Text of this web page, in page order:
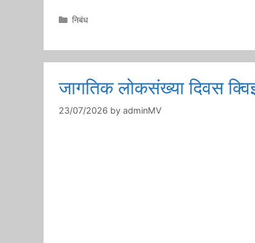
Categories
निबंध
जागतिक लोकसंख्या दिवस
23/07/2026 by adminMV